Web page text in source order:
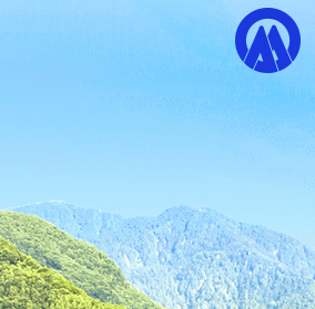
ル
プ
ス
が
た
つ